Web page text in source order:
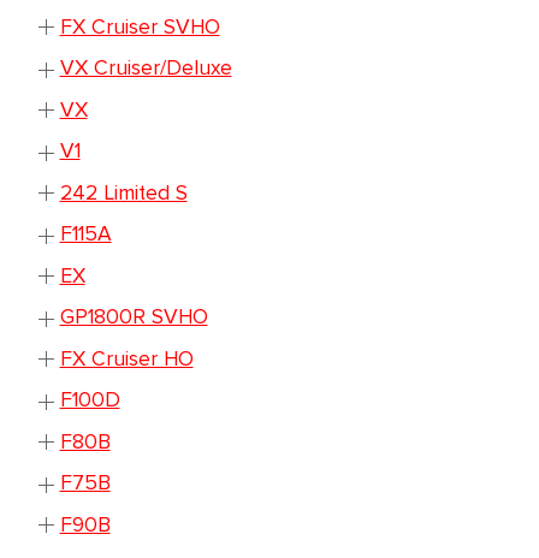
FX Cruiser SVHO
VX Cruiser/Deluxe
VX
V1
242 Limited S
F115A
EX
GP1800R SVHO
FX Cruiser HO
F100D
F80B
F75B
F90B